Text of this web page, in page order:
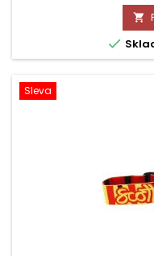


Sleva